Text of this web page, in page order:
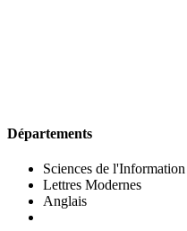
Départements
Sciences de
Lettres Modernes
Anglais